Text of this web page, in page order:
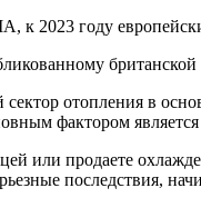
к 2023 году
отопления в
фактором
или продаете
последствия,